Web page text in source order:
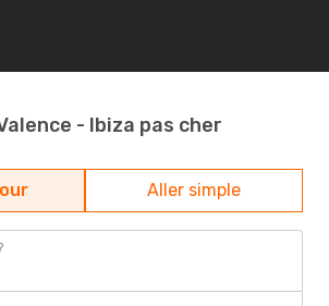
- Ibiza pas cher
Aller simple